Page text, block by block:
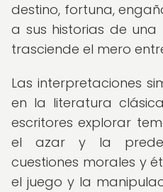
destino, fortuna,
a sus historias de
trasciende el mero
Las interpretaciones
en la literatura
escritores explorar
el azar y la
cuestiones morales y
el juego y la